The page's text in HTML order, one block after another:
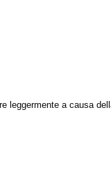
leggermente a causa